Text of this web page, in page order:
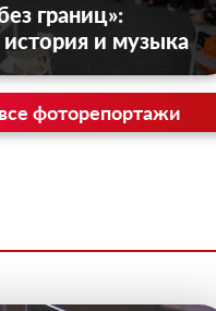
границ»:
история и музыка
фоторепортажи